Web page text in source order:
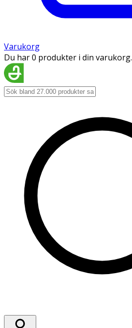
Varukorg
Du har 0 produkter i din varukorg.